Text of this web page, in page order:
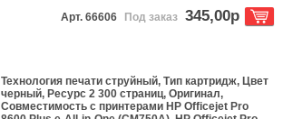
Арт. 66606 Под заказ 345,00р
Технология печатиструйный, Типкартридж, Цвет
черный, Ресурс2 300 страниц,Оригинал,
Совместимость с принтерами HP Officejet Pro